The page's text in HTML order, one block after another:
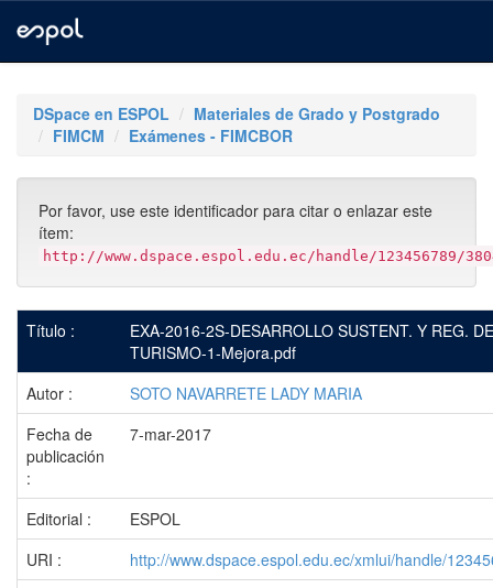
navigationDSpace en ESPOL
Materiales de Grado y Postgrado
FIMCM
Exámenes - FIMCBOR
Por favor, use este identificador para citar o enlazar este
ítem:
http://www.dspace.espol.edu.ec/handle/123456789/
Título :
EXA-2016-2S-DESARROLLO SUSTENT. Y REG.
TURISMO-1-Mejora.pdf
Autor :
SOTO NAVARRETE LADY MARIA
Fecha de
publicación
:
7-mar-2017
Editorial :
ESPOL
URI :
http://www.dspace.espol.edu.ec/xmlui/handle/